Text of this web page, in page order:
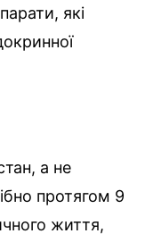
які
а не
протягом 9
життя,